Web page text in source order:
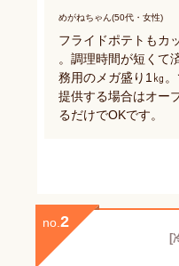
めがねちゃん(50代・女性)
フライドポテトもカ
。調理時間が短くて
務用のメガ盛り1㎏
提供する場合はオー
るだけでOKです。
no. 2
[